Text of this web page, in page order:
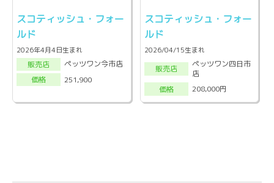
スコティッシュ・フォー
ルド
2026年4月4日生まれ
販売店
ペッツワン今市店
価格
251,900
スコティッシュ・フォー
ルド
2026/04/15生まれ
販売店
ペッツワン四日市
店
価格
208,000円